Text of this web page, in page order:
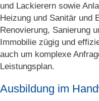
und Lackierern sowie
Heizung und Sanitär und
Renovierung, Sanierung
Immobilie zügig und
auch um komplexe
Leistungsplan.
Ausbildung im